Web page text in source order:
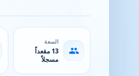
السعة
13 مقعداً
مسجلاً